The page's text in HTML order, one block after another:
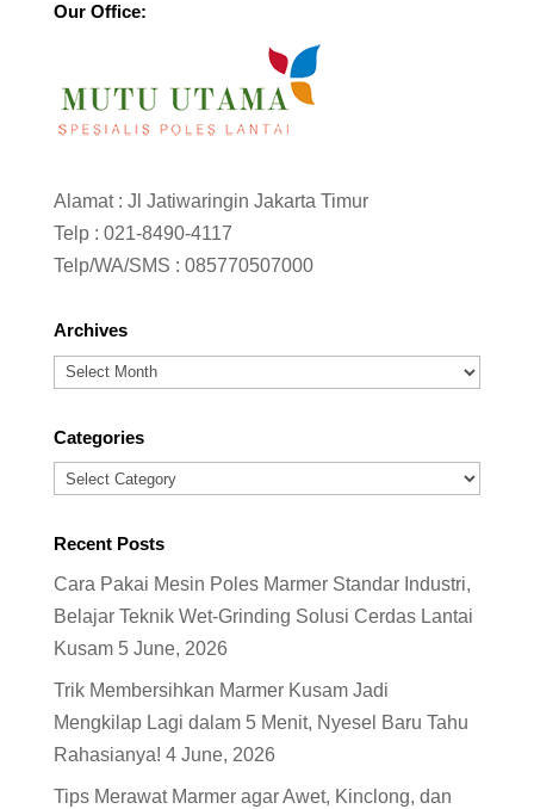
Our Office:
Alamat : Jl Jatiwaringin Jakarta Timur
Telp : 021-8490-4117
Telp/WA/SMS : 085770507000
Archives
Archives
Categories
Categories
Recent Posts
Cara Pakai Mesin Poles Marmer Standar Industri,
Belajar Teknik Wet-Grinding Solusi Cerdas Lantai
Kusam 5 June, 2026
Trik Membersihkan Marmer Kusam Jadi
Mengkilap Lagi dalam 5 Menit, Nyesel Baru Tahu
Rahasianya! 4 June, 2026
Tips Merawat Marmer agar Awet, Kinclong, dan